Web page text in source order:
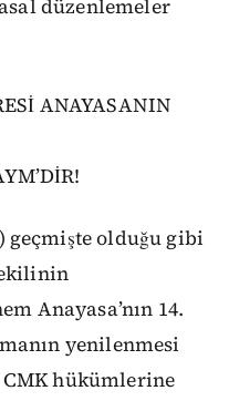
düzenlemeler
ANAYASANIN
geçmişte olduğu gibi
Anayasa’nın 14.
yenilenmesi
hükümlerine